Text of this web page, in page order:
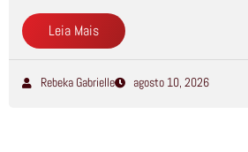
Leia Mais
Rebeka Gabrielle agosto 10, 2026